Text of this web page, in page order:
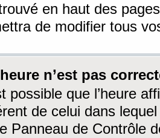
en haut des
de modifier tous
n’est pas
possible que l’heure
de celui dans
Panneau de Contrôle